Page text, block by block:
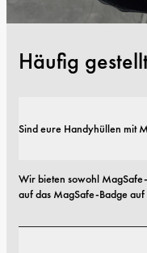
Häufig
Sind eure Handyhüllen mit
Wir bieten sowohl
auf das MagSafe-Badge